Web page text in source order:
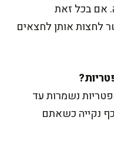
אם בכל זאת
לחצות אותן לחצאים
נשמרות עד
נקייה כשאתם